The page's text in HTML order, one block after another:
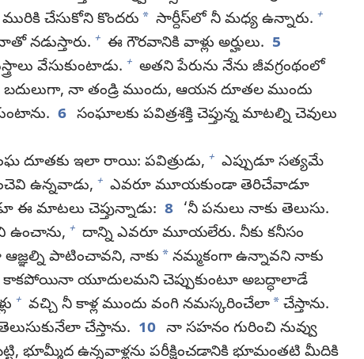
చేసుకోని కొందరు * సార్దీస్‌లో నీ మధ్య ఉన్నారు. +
నాతో నడుస్తారు. + ఈ గౌరవానికి వాళ్లు అర్హులు. 5
వేసుకుంటాడు. + అతని పేరును నేను జీవగ్రంథంలో
బదులుగా, నా తండ్రి ముందు, ఆయన దూతల ముందు
6 సంఘాలకు పవిత్రశక్తి చెప్తున్న మాటల్ని చెవులు
దూతకు ఇలా రాయి: పవిత్రుడు, + ఎప్పుడూ సత్యమే
ఉన్నవాడు, + ఎవరూ మూయకుండా తెరిచేవాడూ
ఈ మాటలు చెప్తున్నాడు: 8 ‘నీ పనులు నాకు తెలుసు.
ఉంచాను, + దాన్ని ఎవరూ మూయలేరు. నీకు కనీసం
ఆజ్ఞల్ని పాటించావని, నాకు * నమ్మకంగా ఉన్నావని నాకు
కాకపోయినా యూదులమని చెప్పుకుంటూ అబద్ధాలాడే
+ వచ్చి నీ కాళ్ల ముందు వంగి నమస్కరించేలా* చేస్తాను.
చేస్తాను. 10 నా సహనం గురించి నువ్వు
భూమ్మీద ఉన్నవాళ్లను పరీక్షించడానికి భూమంతటి మీదికి